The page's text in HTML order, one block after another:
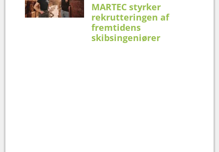
MARTEC styrker
rekrutteringen af
fremtidens
skibsingeniører